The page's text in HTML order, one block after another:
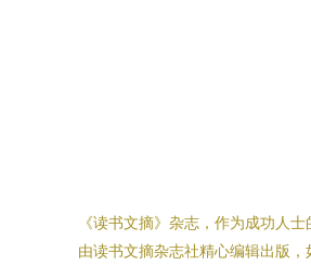
《读书文摘》杂志，作为成功人
由读书文摘杂志社精心编辑出版